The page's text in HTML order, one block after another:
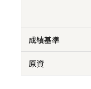
成績基準
原資